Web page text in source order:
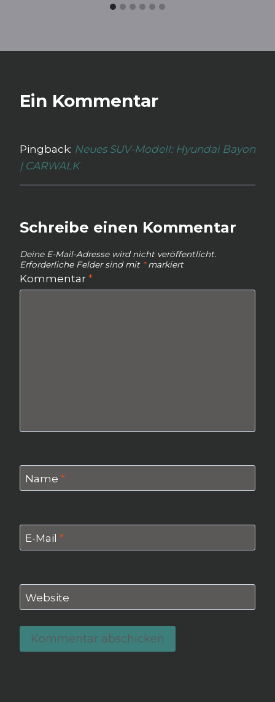
Ein Kommentar
Pingback: Neues SUV-Modell: Hyundai Bayon
| CARWALK
Schreibe einen Kommentar
Deine E-Mail-Adresse wird nicht veröffentlicht.
Erforderliche Felder sind mit *markiert
Kommentar *
Name *
E-Mail *
Website